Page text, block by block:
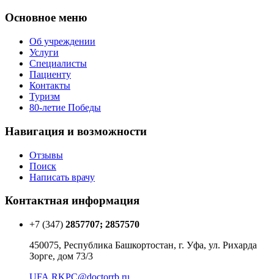
Основное меню
Об учреждении
Услуги
Специалисты
Пациенту
Контакты
Туризм
80-летие Победы
Навигация и возможности
Отзывы
Поиск
Написать врачу
Контактная информация
+7 (347) 2857707; 2857570
450075, Республика Башкортостан, г. Уфа, ул. Рихарда
Зорге, дом 73/3
UFA.RKPC@doctorrb.ru